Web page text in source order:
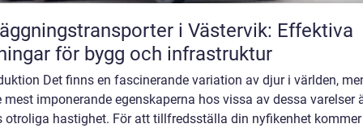
i Västervik: Effektiva
för bygg och infrastruktur
Det finns en fascinerande variation av djur i världen,
mest imponerande egenskaperna hos vissa av dessa varelser
otroliga hastighet. För att tillfredsställa din nyfikenhet kommer